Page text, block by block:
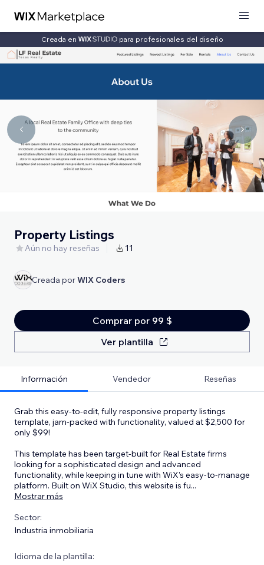
Creada en para profesionales del diseño
Property Listings
Aún no hay reseñas 11
Creada porWlX Coders
Comprar por 99 $
Ver plantilla
Información Vendedor Reseñas
Grab this easy-to-edit, fully responsive property listings
template, jam-packed with functionality, valued at $2,500 for
only $99!
This template has been target-built for Real Estate firms
looking for a sophisticated design and advanced
functionality, while keeping in tune with WiX's easy-to-manage
platform. Built on WiX Studio, this website is fu...
Mostrar más
Sector:
Industria inmobiliaria
Idioma de la plantilla: